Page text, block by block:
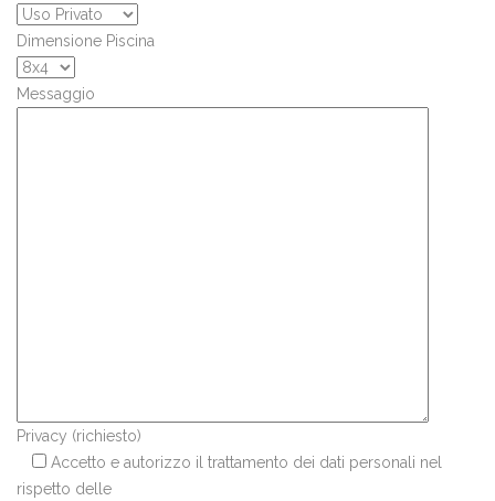
Dimensione Piscina
Messaggio
Privacy (richiesto)
Accetto e autorizzo il trattamento dei dati personali nel
rispetto delle